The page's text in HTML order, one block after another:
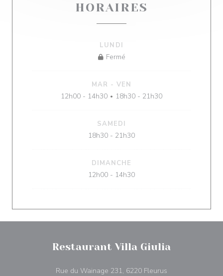
HORAIRES
LUNDI
Fermé
MAR -VEN
12h00 - 14h30 • 18h30 - 21h30
SAMEDI
18h30 - 21h30
DIMANCHE
12h00 - 14h30
Restaurant Villa Giulia
Rue du Wainage 231, 6220 Fleurus